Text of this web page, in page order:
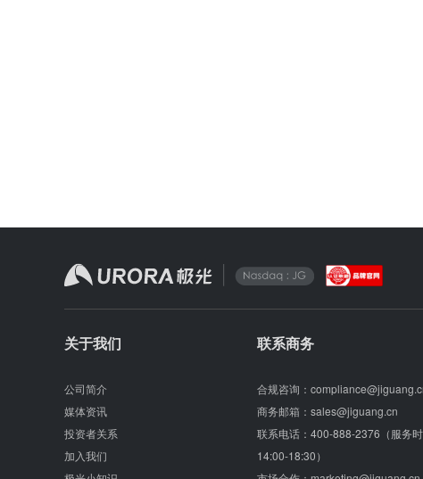
关于我们
公司简介
媒体资讯
投资者关系
加入我们
联系商务
合规咨询：
商务邮箱： sales@jiguang.cn
联系电话： 400-888-2376（服务
14:00-18:30）